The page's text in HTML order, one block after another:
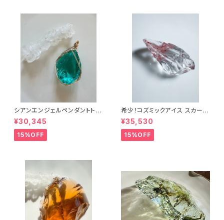
シアンエンジェルペンダントトッ
プcyp-6
¥30,345
15%OFF
希少！コズミックアイス スカーレ
ットシフトICESC-2/シエラ産ア
ンダラクリスタル
¥35,530
15%OFF